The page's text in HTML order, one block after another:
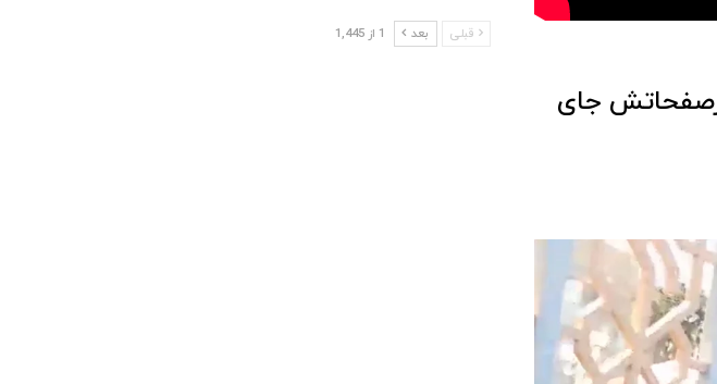
جای
قبلی بعد 1 از 1,445